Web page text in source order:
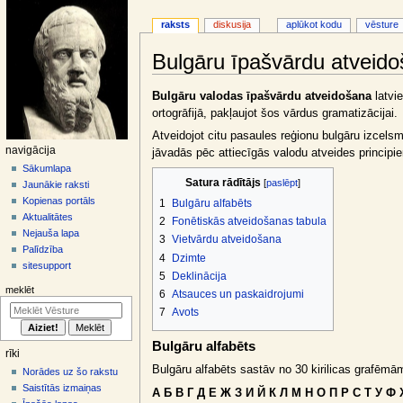
Bulgāru īpašvārdu
Jump
to
navigation
Jump
to
search
Bulgāru valodas īpašvārdu atveidošana
ortogrāfijā, pakļaujot šos vārdus gramatizācijai.
Atveidojot citu pasaules reģionu bulgāru
jāvadās pēc attiecīgās valodu atveides
Satura rādītājs
1
Bulgāru alfabēts
2
Fonētiskās atveidošanas tabula
3 Vietvārdu atveidošana
4 Dzimte
5 Deklinācija
6 Atsauces un paskaidrojumi
7 Avots
Bulgāru alfabēts
Bulgāru alfabēts sastāv no 30 kirilicas
А Б В Г Д Е Ж З И Й К Л М Н О П Р С Т У
N
s
raksts diskusija aplūkot kodu vēsture
navigācija
Sākumlapa
Jaunākie raksti
Kopienas portāls
Aktualitātes
Nejauša lapa
Palīdzība
sitesupport
meklēt
rīki
Norādes uz šo rakstu
Saistītās izmaiņas